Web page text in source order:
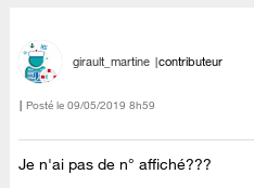
girault_martine contributeur
Posté le ‎09/05/2019 8h59
Je n'ai pas de n° affiché???